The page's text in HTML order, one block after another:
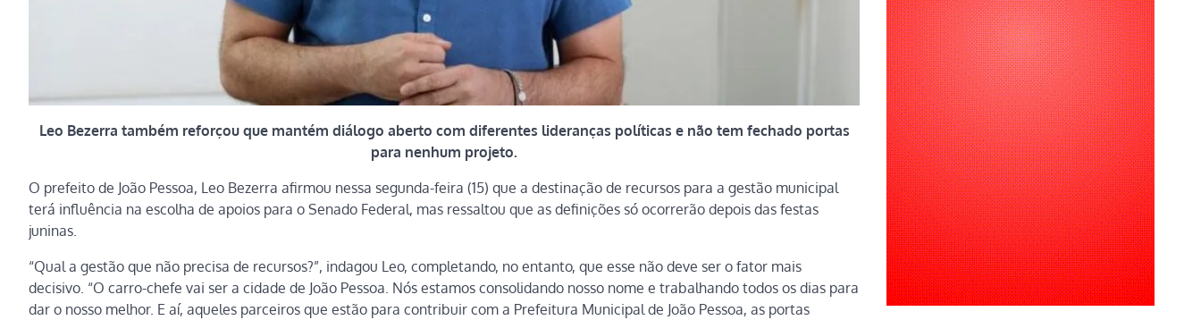
Leo Bezerra também reforçou que mantém diálogo aberto com diferentes lideranças políticas e não tem fechado portas
para nenhum projeto.
O prefeito de João Pessoa, Leo Bezerra afirmou nessa segunda-feira (15) que a destinação de recursos para a gestão municipal
terá influência na escolha de apoios para o Senado Federal, mas ressaltou que as definições só ocorrerão depois das festas
juninas.
“Qual a gestão que não precisa de recursos?”, indagou Leo, completando, no entanto, que esse não deve ser o fator mais
decisivo. “O carro-chefe vai ser a cidade de João Pessoa. Nós estamos consolidando nosso nome e trabalhando todos os dias para
dar o nosso melhor. E aí, aqueles parceiros que estão para contribuir com a Prefeitura Municipal de João Pessoa, as portas